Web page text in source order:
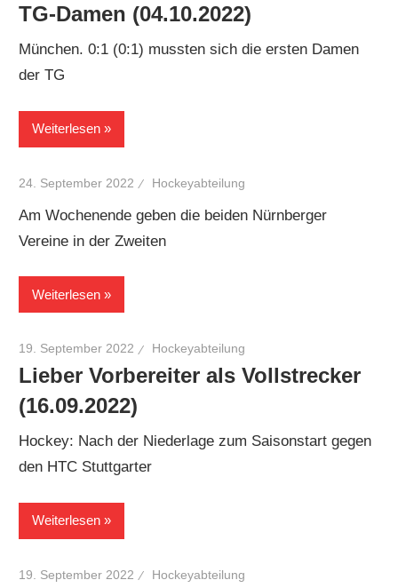
TG-Damen (04.10.2022)
München. 0:1 (0:1) mussten sich die ersten Damen
der TG
Weiterlesen
24. September 2022 Hockeyabteilung
Am Wochenende geben die beiden Nürnberger
Vereine in der Zweiten
Weiterlesen
19. September 2022 Hockeyabteilung
Lieber Vorbereiter als Vollstrecker
(16.09.2022)
Hockey: Nach der Niederlage zum Saisonstart gegen
den HTC Stuttgarter
Weiterlesen
19. September 2022 Hockeyabteilung